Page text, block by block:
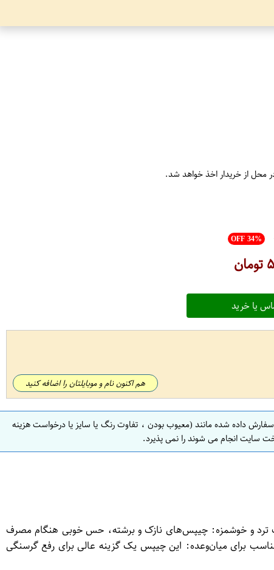
محل از خریدار اخذ خواهد شد.
OFF 34%
تومان
یا خرید
هم اکنون نام و موبایلتان را اضافه کنید
داده شده مانند (معیوب بودن ، تفاوت رنگ یا سایز یا درخواست هزینه
سایت انجام می شوند را نمی پذیرد.
ترد و خوشمزه: چیپس‌های نازک و برشته، حس خوبی هنگام مصرف
و محل کار است. مناسب برای میان‌وعده: این چیپس یک گزینه عالی برای رفع گرسنگی